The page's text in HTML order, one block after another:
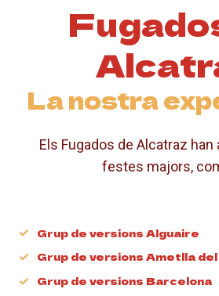
La nostra
Els Fugados de Alcatraz
festes majors,
Grup de versions Alguaire
Grup de versions Ametlla
Grup de versions Barcelona